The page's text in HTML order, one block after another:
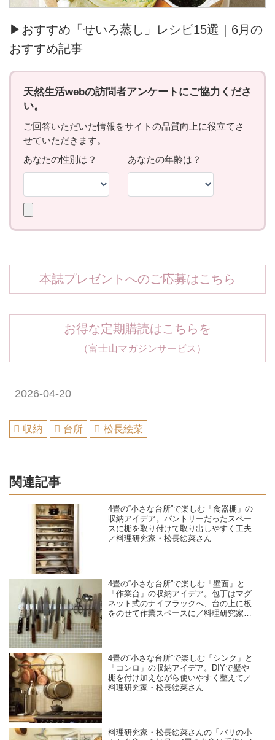
▶おすすめ「せいろ蒸し」レシピ15選｜6月の
おすすめ記事
本誌プレゼントへのご応募はこちら
お得な定期購読はこちらを
（富士山マガジンサービス）
2026-04-20
収納 台所 松長絵菜
関連記事
4畳の“小さな台所”で楽しむ「食器棚」の
収納アイデア。パントリーだったスペー
スに棚を取り付けて取り出しやすく工夫
／料理研究家・松長絵菜さん
4畳の“小さな台所”で楽しむ「壁面」と
「作業台」の収納アイデア。包丁はマグ
ネット式のナイフラックへ、台の上に板
をのせて作業スペースに／料理研究家・
4畳の“小さな台所”で楽しむ「シンク」と
「コンロ」の収納アイデア。DIYで壁や
棚を付け加えながら使いやすく整えて／
料理研究家・松長絵菜さん
料理研究家・松長絵菜さんの「パリの小